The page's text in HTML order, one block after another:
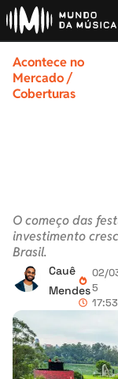
Acontece no
Mercado/
Coberturas
O começo das
investimento
Brasil.
Cauê
Mendes
02/
5
17:53